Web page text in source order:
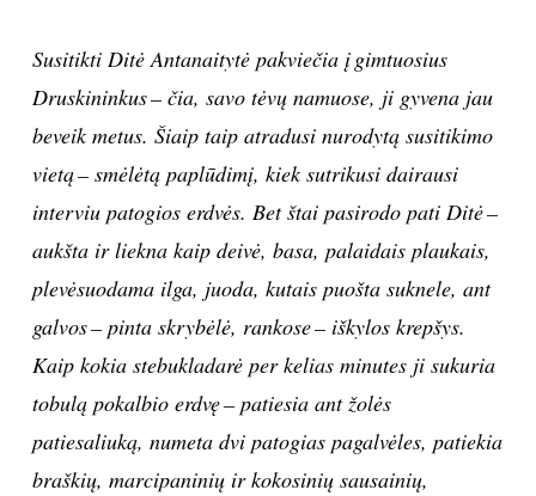
TEATRAS
FOTOGRAFIJA
MENAS
ORAI
ISTORIJA
Susitikti Ditė Antanaitytė pakviečia į gimtuosius
Druskininkus – čia, savo tėvų namuose, ji gyvena jau
beveik metus. Šiaip taip atradusi nurodytą susitikimo
vietą – smėlėtą paplūdimį, kiek sutrikusi dairausi
interviu patogios erdvės. Bet štai pasirodo pati Ditė –
aukšta ir liekna kaip deivė, basa, palaidais plaukais,
plevėsuodama ilga, juoda, kutais puošta suknele, ant
galvos – pinta skrybėlė, rankose – iškylos krepšys.
Kaip kokia stebukladarė per kelias minutes ji sukuria
tobulą pokalbio erdvę – patiesia ant žolės
patiesaliuką, numeta dvi patogias pagalvėles, patiekia
braškių, marcipaninių ir kokosinių sausainių,